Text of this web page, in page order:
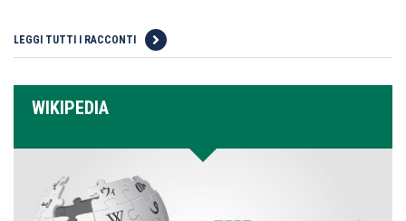
LEGGI TUTTI I RACCONTI
WIKIPEDIA